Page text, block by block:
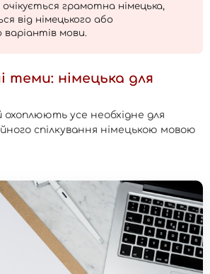
очікується грамотна німецька,
від німецького або
варіантів мови.
теми: німецька для
охоплюють усе необхідне для
спілкування німецькою мовою